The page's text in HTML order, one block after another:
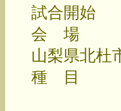
試合開始
会 場 北
山梨県北杜
種 目 男
女子の